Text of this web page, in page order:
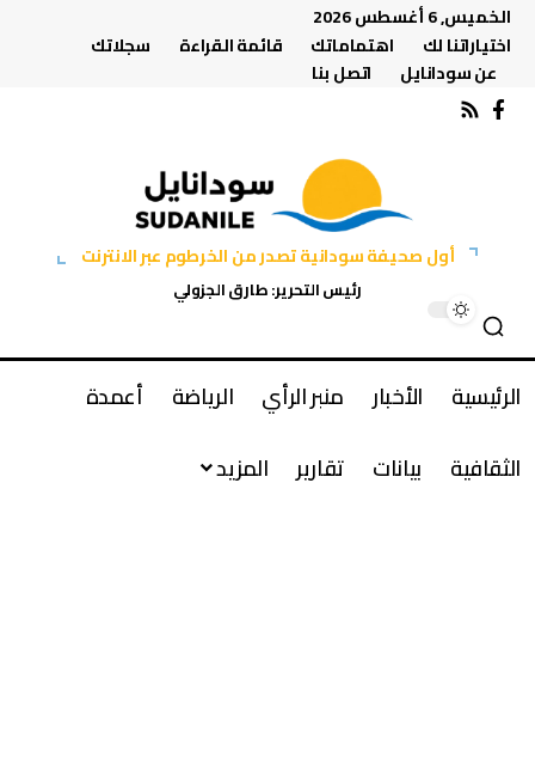
الخميس, 6 أغسطس 2026
اختياراتنا لك
اهتماماتك قائمة القراءة
سجلاتك
عن سودانايل
اتصل بنا
أول صحيفة سودانية تصدر من الخرطوم عبر الانترنت
رئيس التحرير: طارق الجزولي
الرئيسية الأخبار منبر الرأي الرياضة
أعمدة
الثقافية
بيانات تقارير المزيد